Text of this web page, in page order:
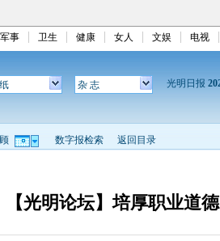
军事 卫生 健康 女人 文娱 电视
杂 志 光明日报
数字报检索 返回目录
【光明论坛】培厚职业道